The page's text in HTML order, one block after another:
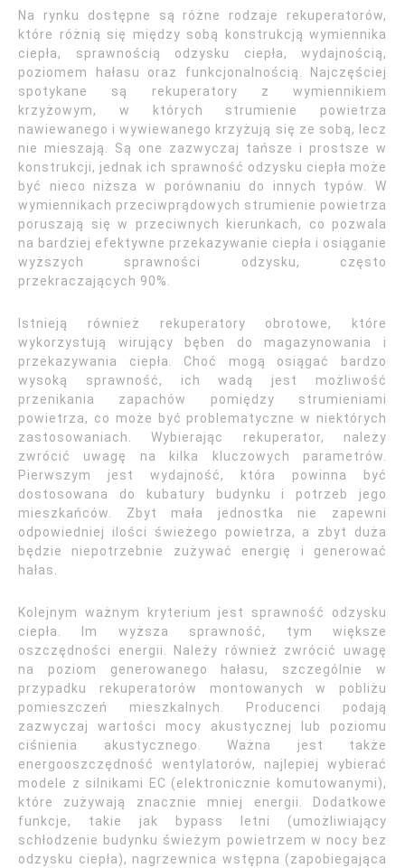
Na rynku dostępne są różne rodzaje rekuperatorów,
które różnią się między sobą konstrukcją wymiennika
ciepła, sprawnością odzysku ciepła, wydajnością,
poziomem hałasu oraz funkcjonalnością. Najczęściej
spotykane są rekuperatory z wymiennikiem
krzyżowym, w których strumienie powietrza
nawiewanego i wywiewanego krzyżują się ze sobą, lecz
nie mieszają. Są one zazwyczaj tańsze i prostsze w
konstrukcji, jednak ich sprawność odzysku ciepła może
być nieco niższa w porównaniu do innych typów. W
wymiennikach przeciwprądowych strumienie powietrza
poruszają się w przeciwnych kierunkach, co pozwala
na bardziej efektywne przekazywanie ciepła i osiąganie
wyższych sprawności odzysku, często
przekraczających 90%.
Istnieją również rekuperatory obrotowe, które
wykorzystują wirujący bęben do magazynowania i
przekazywania ciepła. Choć mogą osiągać bardzo
wysoką sprawność, ich wadą jest możliwość
przenikania zapachów pomiędzy strumieniami
powietrza, co może być problematyczne w niektórych
zastosowaniach. Wybierając rekuperator, należy
zwrócić uwagę na kilka kluczowych parametrów.
Pierwszym jest wydajność, która powinna być
dostosowana do kubatury budynku i potrzeb jego
mieszkańców. Zbyt mała jednostka nie zapewni
odpowiedniej ilości świeżego powietrza, a zbyt duża
będzie niepotrzebnie zużywać energię i generować
hałas.
Kolejnym ważnym kryterium jest sprawność odzysku
ciepła. Im wyższa sprawność, tym większe
oszczędności energii. Należy również zwrócić uwagę
na poziom generowanego hałasu, szczególnie w
przypadku rekuperatorów montowanych w pobliżu
pomieszczeń mieszkalnych. Producenci podają
zazwyczaj wartości mocy akustycznej lub poziomu
ciśnienia akustycznego. Ważna jest także
energooszczędność wentylatorów, najlepiej wybierać
modele z silnikami EC (elektronicznie komutowanymi),
które zużywają znacznie mniej energii. Dodatkowe
funkcje, takie jak bypass letni (umożliwiający
schłodzenie budynku świeżym powietrzem w nocy bez
odzysku ciepła), nagrzewnica wstępna (zapobiegająca